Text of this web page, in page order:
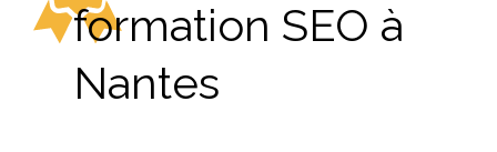
formation SEO à
Nantes